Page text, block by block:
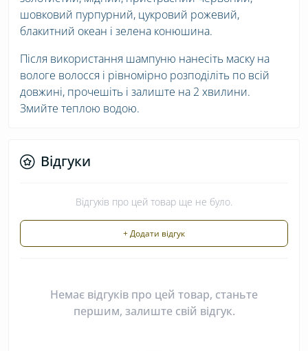
шовковий пурпурний, цукровий рожевий,
блакитний океан і зелена конюшина.
Після використання шампуню нанесіть маску на
вологе волосся і рівномірно розподіліть по всій
довжині, прочешіть і залиште на 2 хвилини.
Змийте теплою водою.
Відгуки
Відгуків про цей товар ще не було.
+ Додати відгук
Немає відгуків про цей товар, станьте
першим, залиште свій відгук.